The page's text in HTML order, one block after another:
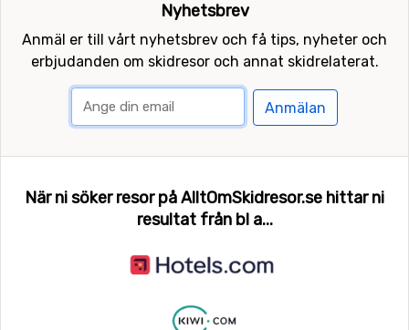
Nyhetsbrev
Anmäl er till vårt nyhetsbrev och få tips, nyheter och
erbjudanden om skidresor och annat skidrelaterat.
Anmälan
När ni söker resor på AlltOmSkidresor.se hittar ni
resultat från bl a...